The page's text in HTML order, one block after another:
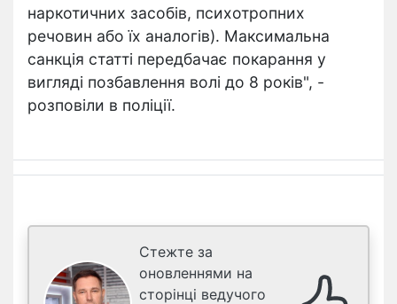
наркотичних засобів, психотропних
речовин або їх аналогів). Максимальна
санкція статті передбачає покарання у
вигляді позбавлення волі до 8 років", -
розповіли в поліції.
Стежте за
оновленнями на
сторінці ведучого